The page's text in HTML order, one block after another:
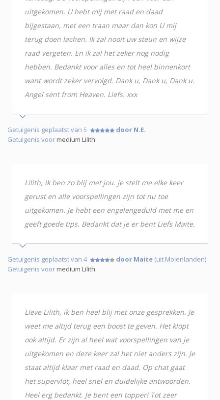
uitgekomen. U hebt mij met raad en daad
bijgestaan, met een traan maar dan kon U mij
terug doen lachen. Ik zal nooit uw steun en wijze
raad vergeten. En ik zal het zeker nog nodig
hebben. Bedankt voor alles en tot heel binnenkort
want wordt zeker vervolgd. Dank u, Dank u, Dank u.
Angel sent from Heaven. Liefs. xxx
Getuigenis geplaatst van 5
door N.E.
Getuigenis voormedium Lilith
Lilith, ik ben zo blij met jou. je stelt me elke keer
gerust en alle voorspellingen zijn tot nu toe
uitgekomen. Je hebt een engelengeduld met me en
geeft goede tips. Bedankt dat je er bent Liefs Maite.
Getuigenis geplaatst van 4 door Maite (uit Molenlanden)
Getuigenis voormedium Lilith
LIeve Lilith, ik ben heel blij met onze gesprekken. Je
weet me altijd terug een boost te geven. Het klopt
ook altijd. Er zijn al heel wat voorspellingen van je
uitgekomen en deze keer zal het niet anders zijn. Je
staat altijd klaar met raad en daad. Op chat gaat
het supervlot, heel snel en duidelijke antwoorden.
Heel erg bedankt. Je bent een topper! Tot zeer